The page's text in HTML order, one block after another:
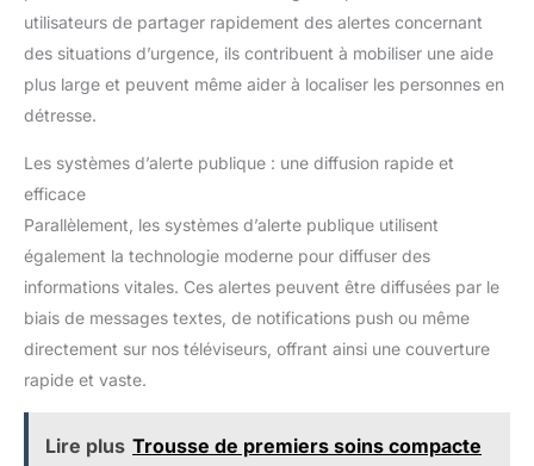
utilisateurs de partager rapidement des alertes concernant
des situations d’urgence, ils contribuent à mobiliser une aide
plus large et peuvent même aider à localiser les personnes en
détresse.
Les systèmes d’alerte publique : une diffusion rapide et
efficace
Parallèlement, les systèmes d’alerte publique utilisent
également la technologie moderne pour diffuser des
informations vitales. Ces alertes peuvent être diffusées par le
biais de messages textes, de notifications push ou même
directement sur nos téléviseurs, offrant ainsi une couverture
rapide et vaste.
Lire plus Trousse de premiers soins compacte